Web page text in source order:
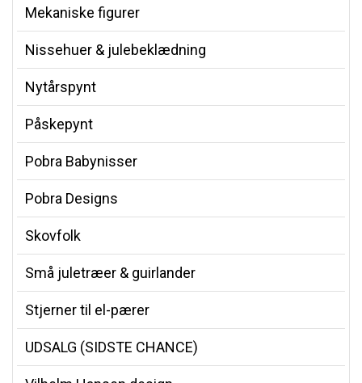
Mekaniske figurer
Nissehuer & julebeklædning
Nytårspynt
Påskepynt
Pobra Babynisser
Pobra Designs
Skovfolk
Små juletræer & guirlander
Stjerner til el-pærer
UDSALG (SIDSTE CHANCE)